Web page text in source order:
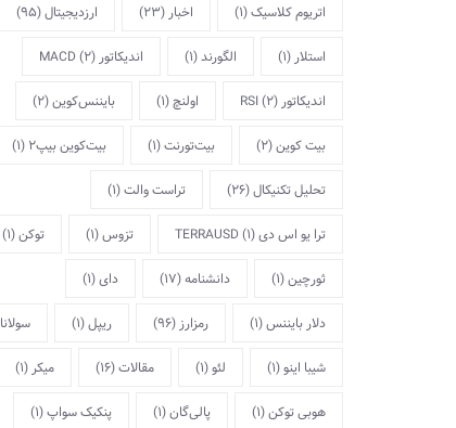
اتریوم کلاسیک(1) اخبار (23) ارزدیجیتال(95)
استلار (1) الگورند(1) اندیکاتور MACD (2)
اندیکاتور RSI (2) اولنچ(1) بایننس‌کوین(2)
بیت کوین(2) بیت‌تورنت(1) بیت‌کوین بیپ2 (1)
تحلیل تکنیکال(26) تراست والت(1)
ترا یو اس دی TERRAUSD(1) تزوس(1) توکن FTX(1)
ثورچین(1) دانشنامه(17) دای(1)
دلار بایننس(1) رمزارز (96) ریپل(1) سولانا
شیبا اینو(1) لئو(1) مقالات(16) میکر (1)
هوبی توکن(1) پالی‌گان(1) پنکیک سواپ(1)